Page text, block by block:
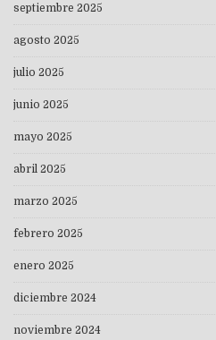
septiembre 2025
agosto 2025
julio 2025
junio 2025
mayo 2025
abril 2025
marzo 2025
febrero 2025
enero 2025
diciembre 2024
noviembre 2024